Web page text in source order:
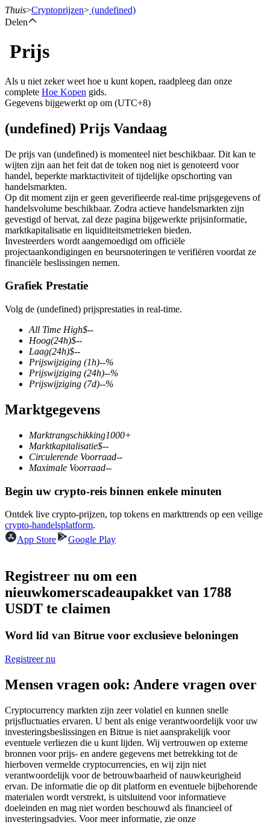
Termijncontracten
USDT-futures
Futures met USDT als onderpand
COIN-M-futures
Cryptocurrency-futures
TradFi
Derivaten voor aandelen, forex, edelmetalen en grondstoffen
USDC-futures
Word een Copy Trader
Thuis>Cryptoprijzen> (undefined)
Delen
Prijs
Als u niet zeker weet hoe u kunt kopen, raadpleeg dan onze
complete Hoe Kopen gids.
Gegevens bijgewerkt op om (UTC+8)
(undefined) Prijs Vandaag
De prijs van (undefined) is momenteel niet beschikbaar. Dit kan te
wijten zijn aan het feit dat de token nog niet is genoteerd voor
handel, beperkte marktactiviteit of tijdelijke opschorting van
handelsmarkten.
Op dit moment zijn er geen geverifieerde real-time prijsgegevens of
handelsvolume beschikbaar. Zodra actieve handelsmarkten zijn
gevestigd of hervat, zal deze pagina bijgewerkte prijsinformatie,
marktkapitalisatie en liquiditeitsmetrieken bieden.
Investeerders wordt aangemoedigd om officiële
projectaankondigingen en beursnoteringen te verifiëren voordat ze
financiële beslissingen nemen.
Grafiek Prestatie
Volg de (undefined) prijsprestaties in real-time.
All Time High$--
Hoog(24h)$--
Laag(24h)$--
Prijswijziging (1h)--%
Prijswijziging (24h)--%
Prijswijziging (7d)--%
Marktgegevens
Marktrangschikking1000+
Marktkapitalisatie$--
Circulerende Voorraad--
Maximale Voorraad--
Begin uw crypto-reis binnen enkele minuten
Ontdek live crypto-prijzen, top tokens en markttrends op een veilige
crypto-handelsplatform.
App Store
Google Play
Registreer nu om een
nieuwkomerscadeaupakket van 1788
USDT te claimen
Word lid van Bitrue voor exclusieve beloningen
Registreer nu
Mensen vragen ook: Andere vragen over
Cryptocurrency markten zijn zeer volatiel en kunnen snelle
prijsfluctuaties ervaren. U bent als enige verantwoordelijk voor uw
investeringsbeslissingen en Bitrue is niet aansprakelijk voor
eventuele verliezen die u kunt lijden. Wij vertrouwen op externe
bronnen voor prijs- en andere gegevens met betrekking tot de
hierboven vermelde cryptocurrencies, en wij zijn niet
verantwoordelijk voor de betrouwbaarheid of nauwkeurigheid
ervan. De informatie die op dit platform en eventuele bijbehorende
materialen wordt verstrekt, is uitsluitend voor informatieve
doeleinden en mag niet worden beschouwd als financieel of
investeringsadvies. Voor meer informatie, zie onze